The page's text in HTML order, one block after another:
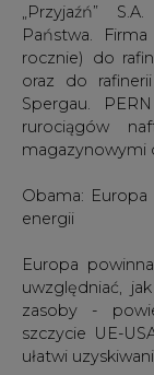
„Przyjaźń”
Państwa.
rocznie) do
oraz do
Spergau.
rurociągów
magazynowymi
Obama:
energii
Europa
uwzględniać,
zasoby -
szczycie UE-
ułatwi